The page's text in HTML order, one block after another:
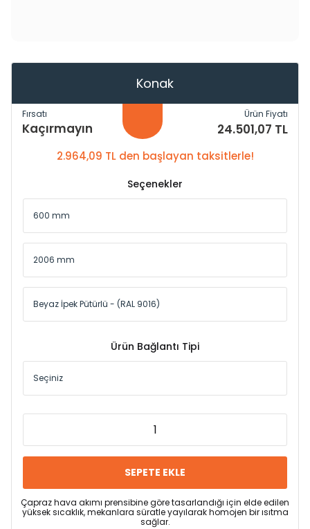
Konak
Fırsatı
Kaçırmayın
Ürün Fiyatı
24.501,07 TL
2.964,09 TL den başlayan taksitlerle!
Seçenekler
Ürün Bağlantı Tipi
SEPETE EKLE
Çapraz hava akımı prensibine göre tasarlandığı için elde edilen
yüksek sıcaklık, mekanlara süratle yayılarak homojen bir ısıtma
sağlar.